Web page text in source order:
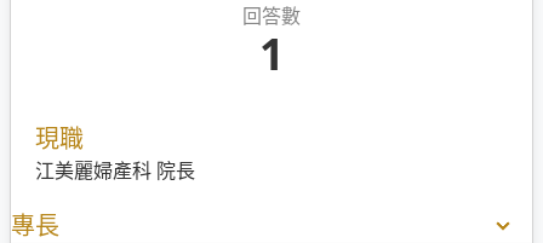
回答數
1
現職
江美麗婦產科 院長
專長